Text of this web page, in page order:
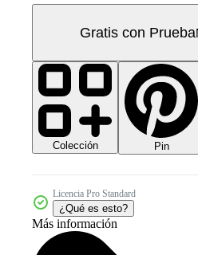
Gratis con Prueba
Colección Pin
Licencia Pro Standard
¿Qué es esto?
Más información